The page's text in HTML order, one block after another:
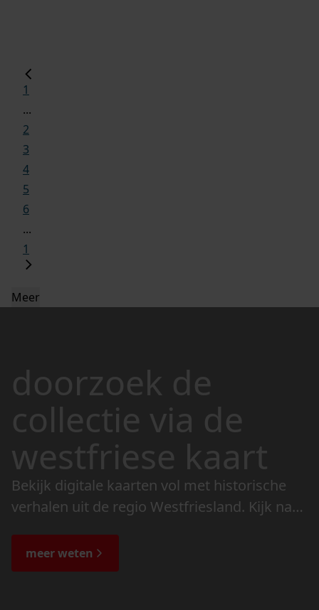
1
...
2
3
4
5
6
...
1
Meer
doorzoek de
collectie via de
westfriese kaart
Bekijk digitale kaarten vol met historische
verhalen uit de regio Westfriesland. Kijk naar
de bijzondere verhalen.
meer weten